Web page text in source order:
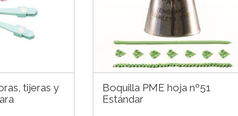
tijeras y
Boquilla PME hoja nº51
Estándar